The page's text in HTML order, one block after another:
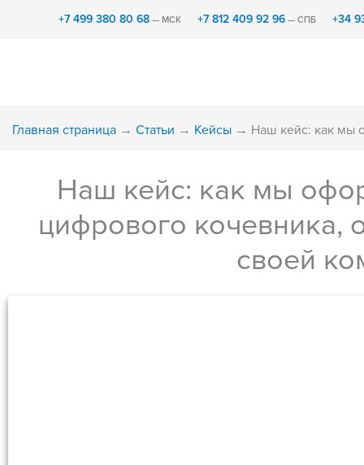
+7 499 380 80 68— МСК +7 812 409 92 96— СПБ +34
Главная страница → Статьи → Кейсы → Наш кейс: как мы
Наш кейс: как мы
цифрового кочевника,
своей